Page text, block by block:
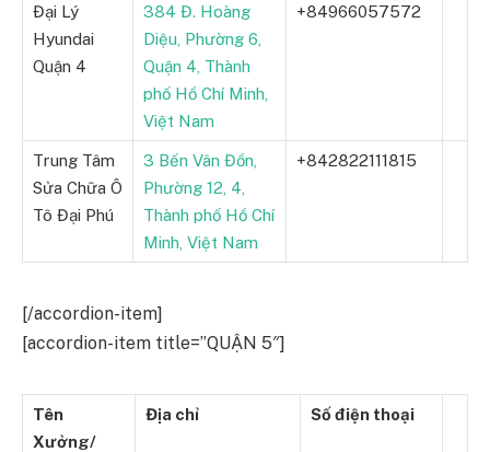
Đại Lý
Hyundai
Quận 4
384 Đ. Hoàng
Diệu, Phường 6,
Quận 4, Thành
phố Hồ Chí Minh,
Việt Nam
+84966057572
Trung Tâm
Sửa Chữa Ô
Tô Đại Phú
3 Bến Vân Đồn,
Phường 12, 4,
Thành phố Hồ Chí
Minh, Việt Nam
+842822111815
[/accordion-item]
[accordion-item title=”QUẬN 5″]
Tên
Xưởng/
Địa chỉ Số điện thoại